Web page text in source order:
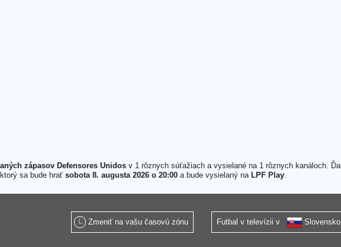
zápasov Defensores Unidosv 1 rôznych súťažiach a vysielané na 1 rôznych kanáloch.
sa bude hrať sobota 8. augusta 2026 o 20:00a bude vysielaný na LPF Play.
Zmeniť na vašu časovú zónu Futbal v televízii v Slovensko